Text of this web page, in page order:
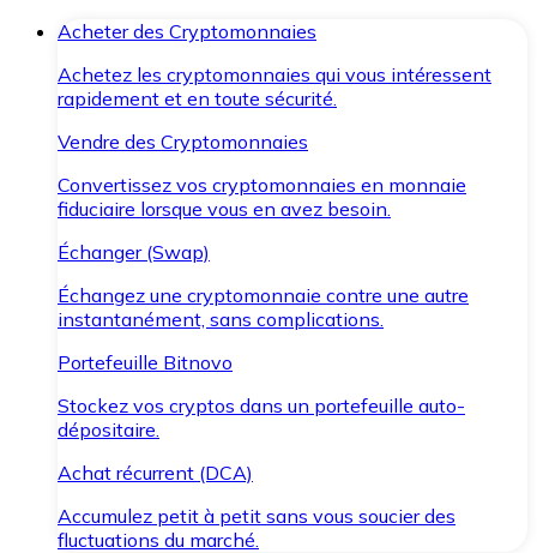
Acheter des Cryptomonnaies
Achetez les cryptomonnaies qui vous intéressent
rapidement et en toute sécurité.
Vendre des Cryptomonnaies
Convertissez vos cryptomonnaies en monnaie
fiduciaire lorsque vous en avez besoin.
Échanger (Swap)
Échangez une cryptomonnaie contre une autre
instantanément, sans complications.
Portefeuille Bitnovo
Stockez vos cryptos dans un portefeuille auto-
dépositaire.
Achat récurrent (DCA)
Accumulez petit à petit sans vous soucier des
fluctuations du marché.